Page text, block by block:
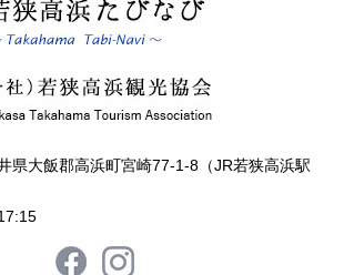
大飯郡高浜町宮崎77-1-8（JR若狭高浜駅